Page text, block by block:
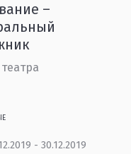
–
- 30.12.2019